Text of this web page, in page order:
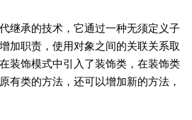
继承的技术，它通过一种无须定义子
加职责，使用对象之间的关联关系取
装饰模式中引入了装饰类，在装饰类
有类的方法，还可以增加新的方法，